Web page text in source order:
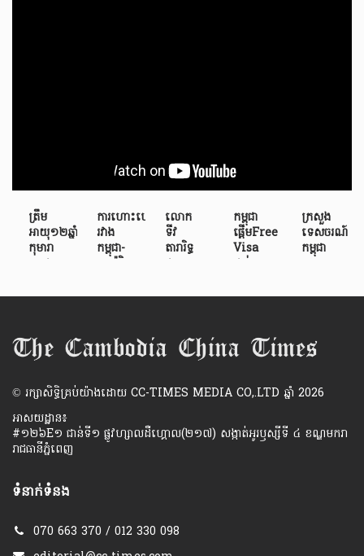
ត្រឹម
អាយុ១២ឆ្នាំ
កុមារា
កម្ពុជា
វីរៈបុត្រ
បាន«ពាន
និង
ការហោះហើរ
រវាង
កម្ពុជា-
អាម៉េរិក
កាន់តែ
ក្រោយ
មានកិច្ច
ព្រៀង«បើកចំហរជ...
លោក
ទីវ
តារារិទ្ធ
ជម្នះ
សគ្គក្នុង
សរុប៤០ប្រទេស
រៃ
កម្ពុជា
ផ្តើមFree
Visa
ដល់
តែក៏
សម្រាប់រឹត
បន្តឹង
ពាក់ព័ន្...
ក្រសួង
ទេសចរណ៍
កម្ពុជា
ទទួល«ទេសច
មាន
អារម្មណ៍
នៅ«ផ្ទះ...
​© រក្សា​សិទ្ធិ​គ្រប់​យ៉ាង​ដោយ​ CC-TIMES MEDIA CO,.LTD ឆ្នាំ​ 2026
អាសយដ្ឋាន៖
#១២៦E១ ជាន់ទី១ ផ្លូវហ្សាលដឺហ្គោល(២១៧) សង្កាត់អូរឫស្សីទី ៤ ខណ្ឌមករា
រាជធានីភ្នំពេញ
ទំនាក់ទំនង
070 663 370 / 012 330 098